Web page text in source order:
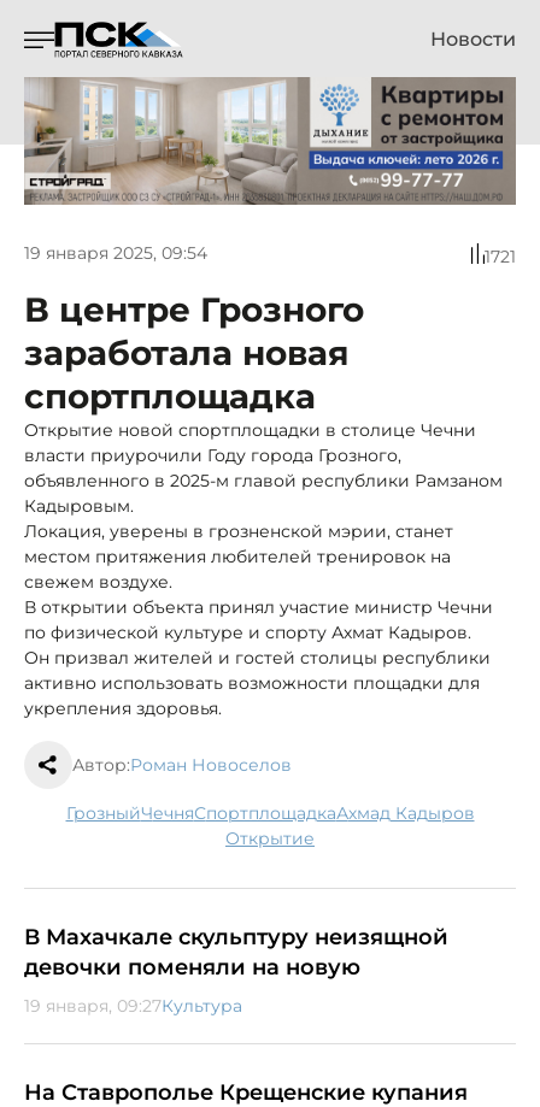
Новости
19 января 2025, 09:54 1721
В центре Грозного
заработала новая
спортплощадка
Открытие новой спортплощадки в столице Чечни
власти приурочили Году города Грозного,
объявленного в 2025-м главой республики Рамзаном
Кадыровым.
Локация, уверены в грозненской мэрии, станет
местом притяжения любителей тренировок на
свежем воздухе.
В открытии объекта принял участие министр Чечни
по физической культуре и спорту Ахмат Кадыров.
Он призвал жителей и гостей столицы республики
активно использовать возможности площадки для
укрепления здоровья.
Автор:Роман Новоселов
Грозный Чечня спортплощадка Ахмад Кадыров
открытие
В Махачкале скульптуру неизящной
девочки поменяли на новую
19 января, 09:27Культура
На Ставрополье Крещенские купания